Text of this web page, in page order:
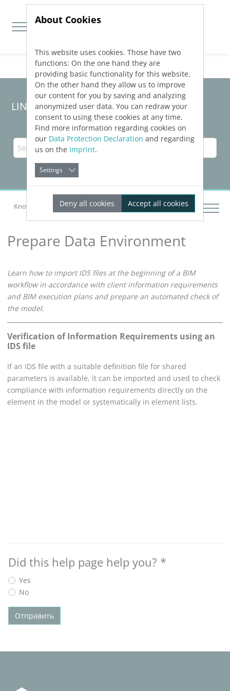
Jump directly to main navigation
Jump directly to content
LINEAR Solutions26for Revit
Knowledge Base Revit Prepare Data Environment
Prepare Data Environment
Learn how to import IDS files at the beginning of a BIM
workflow in accordance with client information requirements
and BIM execution plans and prepare an automated check of
the model.
Verification of Information Requirements using an
IDS file
If an IDS file with a suitable definition file for shared
parameters is available, it can be imported and used to check
compliance with information requirements directly on the
element in the model or systematically in element lists.
Did this help page help you? *
Yes
No
Отправить
About Cookies
This website uses cookies. Those have two
functions: On the one hand they are
providing basic functionality for this website.
On the other hand they allow us to improve
our content for you by saving and analyzing
anonymized user data. You can redraw your
consent to using these cookies at any time.
Find more information regarding cookies on
our Data Protection Declaration and regarding
us on the Imprint.
Settings
Deny all cookies Accept all cookies